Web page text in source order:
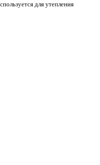
для утепления